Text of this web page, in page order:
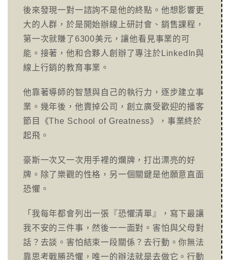
後來發現一對一諮詢不是他的終點。他想影響更
大的人群，於是開始辦線上研討會、銷售課程，
第一次就賺了6300美元，讓他看見事業的可
能。接著，他和合夥人創辦了專注於LinkedIn與
線上行銷的教育事業。
他靠著導師的智慧與自己的執行力，逐步建立事
業。幾年後，他賣掉公司，創立廣受歡迎的播客
節目《The School of Greatness》，事業終於
起飛。
豪斯一次又一次用手裡的爛牌，打出漂亮的好
牌。除了樂觀的性格，另一個關鍵是他願意直面
恐懼。
「我每年都會列出一張『恐懼清單』，寫下最讓
我不安的三件事，然後一一面對。害怕與父母對
話？去談。害怕結束一段關係？去行動。你無法
靠思考戰勝恐懼，唯一的辦法就是去做它。行動